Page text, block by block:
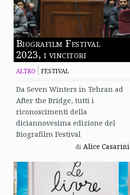
Biografilm Festival
2023, i vincitori
ALTRO FESTIVAL
Da Seven Winters in Tehran ad
After the Bridge, tutti i
riconoscimenti della
diciannovesima edizione del
Biografilm Festival
di Alice Casarini